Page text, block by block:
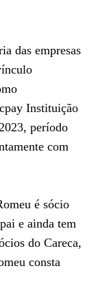
das empresas
Instituição
período
com
é sócio
e ainda tem
do Careca,
consta